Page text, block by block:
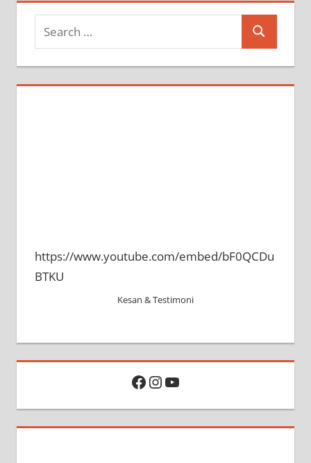
Search
https://www.youtube.com/embed/bF0QCDu
BTKU
Kesan & Testimoni
Facebook
Instagram
YouTube